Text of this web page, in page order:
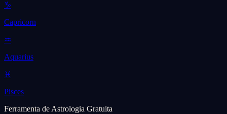
♑
Capricorn
♒
Aquarius
♓
Pisces
Ferramenta de Astrologia Gratuita